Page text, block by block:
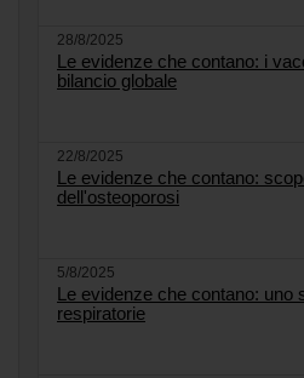
28/8/2025
Le evidenze che contano: i
bilancio globale
22/8/2025
Le evidenze che contano:
dell'osteoporosi
5/8/2025
Le evidenze che contano: uno
respiratorie